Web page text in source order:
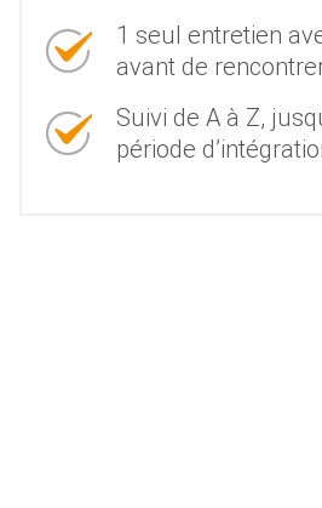
1 seul entretien
avant de
Suivi de A à Z,
période